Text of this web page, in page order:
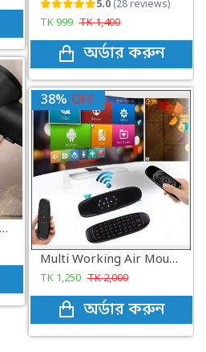
অর্ডার করুন
32%OFF
TK890 TK1,300
অর্ডার করুন